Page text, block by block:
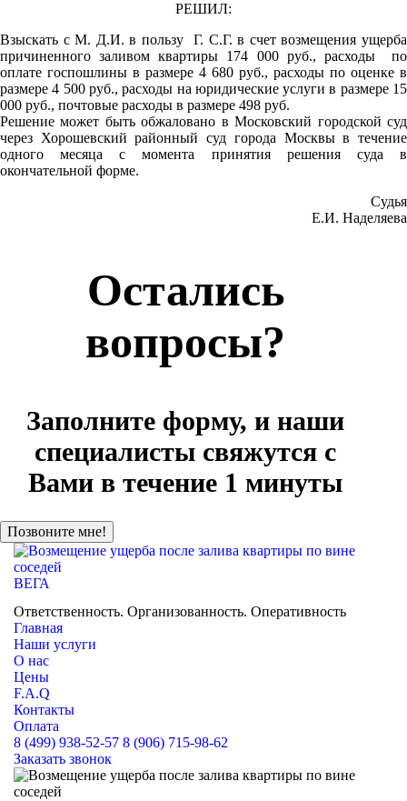
РЕШИЛ:
Взыскать с М. Д.И. в пользу Г. С.Г. в счет возмещения ущерба
причиненного заливом квартиры 174 000 руб., расходы по
оплате госпошлины в размере 4 680 руб., расходы по оценке в
размере 4 500 руб., расходы на юридические услуги в размере 15
000 руб., почтовые расходы в размере 498 руб.
Решение может быть обжаловано в Московский городской суд
через Хорошевский районный суд города Москвы в течение
одного месяца с момента принятия решения суда в
окончательной форме.
Судья
Е.И. Наделяева
Остались
вопросы?
Заполните форму, и наши
специалисты свяжутся с
Вами в течение 1 минуты
ВЕГА
Ответственность. Организованность. Оперативность
Главная
Наши услуги
О нас
Цены
F.A.Q
Контакты
Оплата
8 (499) 938-52-57 8 (906) 715-98-62
Заказать звонок